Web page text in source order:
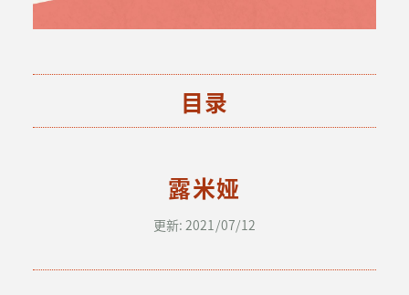
目录
露米娅
更新: 2021/07/12